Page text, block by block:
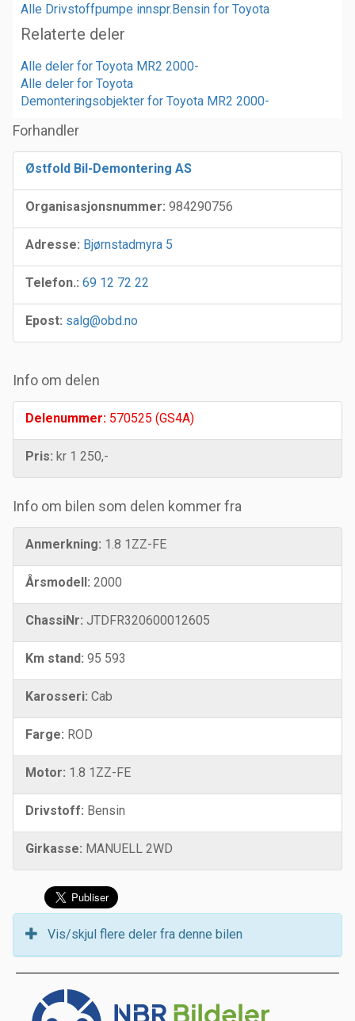
Alle Drivstoffpumpe innspr.Bensin for Toyota
Relaterte deler
Alle deler for Toyota MR2 2000-
Alle deler for Toyota
Demonteringsobjekter for Toyota MR2 2000-
Forhandler
Østfold Bil-Demontering AS
Organisasjonsnummer: 984290756
Adresse: Bjørnstadmyra 5
Telefon.: 69 12 72 22
Epost: salg@obd.no
Info om delen
Delenummer: 570525 (GS4A)
Pris: kr 1 250,-
Info om bilen som delen kommer fra
Anmerkning: 1.8 1ZZ-FE
Årsmodell: 2000
ChassiNr: JTDFR320600012605
Km stand: 95 593
Karosseri: Cab
Farge: ROD
Motor: 1.8 1ZZ-FE
Drivstoff: Bensin
Girkasse: MANUELL 2WD
Vis/skjul flere deler fra denne bilen